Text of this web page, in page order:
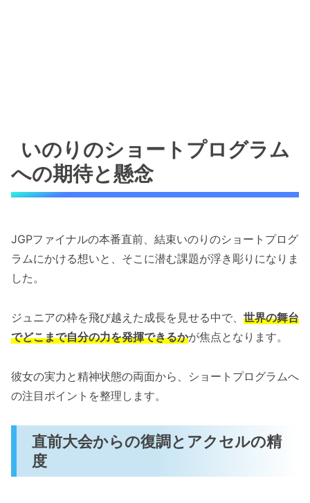
いのりのショートプログラム
への期待と懸念
JGPファイナルの本番直前、結束いのりのショートプログ
ラムにかける想いと、そこに潜む課題が浮き彫りになりま
した。
ジュニアの枠を飛び越えた成長を見せる中で、 世界の舞台
でどこまで自分の力を発揮できるかが焦点となります。
彼女の実力と精神状態の両面から、ショートプログラムへ
の注目ポイントを整理します。
直前大会からの復調とアクセルの精
度